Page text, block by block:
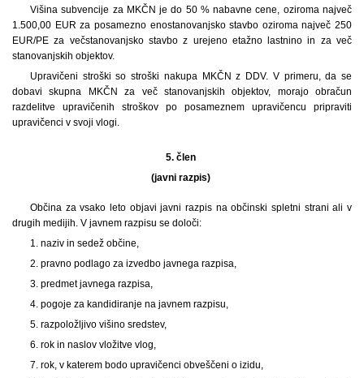
Višina subvencije za MKČN je do 50 % nabavne cene, oziroma največ
1.500,00 EUR za posamezno enostanovanjsko stavbo oziroma največ 250
EUR/PE za večstanovanjsko stavbo z urejeno etažno lastnino in za več
stanovanjskih objektov.
Upravičeni stroški so stroški nakupa MKČN z DDV. V primeru, da se
dobavi skupna MKČN za več stanovanjskih objektov, morajo obračun
razdelitve upravičenih stroškov po posameznem upravičencu pripraviti
upravičenci v svoji vlogi.
5. člen
(javni razpis)
Občina za vsako leto objavi javni razpis na občinski spletni strani ali v
drugih medijih. V javnem razpisu se določi:
1. naziv in sedež občine,
2. pravno podlago za izvedbo javnega razpisa,
3. predmet javnega razpisa,
4. pogoje za kandidiranje na javnem razpisu,
5. razpoložljivo višino sredstev,
6. rok in naslov vložitve vlog,
7. rok, v katerem bodo upravičenci obveščeni o izidu,